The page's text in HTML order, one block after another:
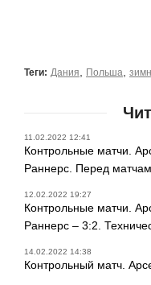
Теги: Дания Польша
11.02.2022 12:41
Контрольные матчи.
Раннерс. Перед
12.02.2022 19:27
Контрольные матчи.
Раннерс – 3:2.
14.02.2022 14:38
Контрольный матч.